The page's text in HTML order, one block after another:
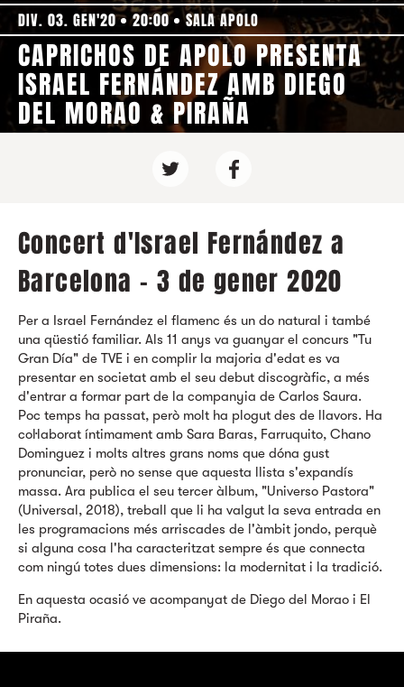
DIV. 03. GEN'20
20:00 SALA APOLO
CAPRICHOS DE APOLO PRESENTA
ISRAEL FERNÁNDEZ AMB DIEGO
DEL MORAO & PIRAÑA
Concert d'Israel Fernández a
Barcelona - 3 de gener 2020
Per a Israel Fernández el flamenc és un do natural i també
una qüestió familiar. Als 11 anys va guanyar el concurs "Tu
Gran Día" de TVE i en complir la majoria d'edat es va
presentar en societat amb el seu debut discogràfic, a més
d'entrar a formar part de la companyia de Carlos Saura.
Poc temps ha passat, però molt ha plogut des de llavors. Ha
col·laborat íntimament amb Sara Baras, Farruquito, Chano
Dominguez i molts altres grans noms que dóna gust
pronunciar, però no sense que aquesta llista s'expandís
massa. Ara publica el seu tercer àlbum, "Universo Pastora"
(Universal, 2018), treball que li ha valgut la seva entrada en
les programacions més arriscades de l'àmbit jondo, perquè
si alguna cosa l'ha caracteritzat sempre és que connecta
com ningú totes dues dimensions: la modernitat i la tradició.
En aquesta ocasió ve acompanyat de Diego del Morao i El
Piraña.